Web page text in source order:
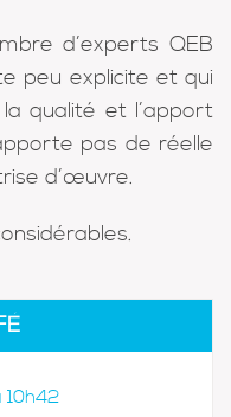
d’experts QEB
peu explicite et qui
qualité et l’apport
pas de réelle
d’œuvre.